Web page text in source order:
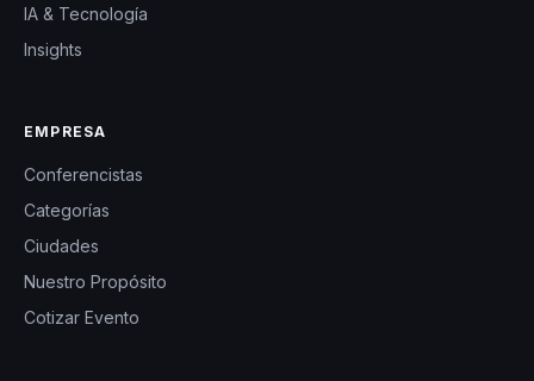
IA & Tecnología
Insights
EMPRESA
Conferencistas
Categorías
Ciudades
Nuestro Propósito
Cotizar Evento